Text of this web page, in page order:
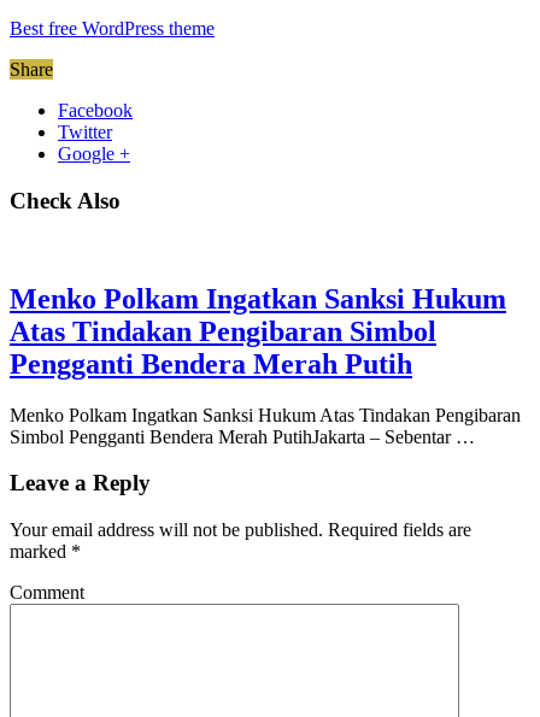
Best free WordPress theme
Share
Facebook
Twitter
Google +
Check Also
Menko Polkam Ingatkan Sanksi Hukum
Atas Tindakan Pengibaran Simbol
Pengganti Bendera Merah Putih
Menko Polkam Ingatkan Sanksi Hukum Atas Tindakan Pengibaran
Simbol Pengganti Bendera Merah PutihJakarta – Sebentar …
Leave a Reply
Your email address will not be published. Required fields are
marked *
Comment